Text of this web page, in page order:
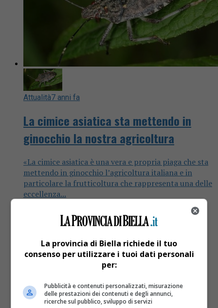
Attualità7 anni fa
La cimice asiatica sta mettendo in
ginocchio la nostra agricoltura
«La cimice asiatica è una vera e propria piaga che sta
mettendo in ginocchio l’agricoltura italiana e in
particolare la frutticoltura che rappresenta una delle
eccellenza...
La provincia di Biella richiede il tuo
consenso per utilizzare i tuoi dati personali
per:
Pubblicità e contenuti personalizzati, misurazione
delle prestazioni dei contenuti e degli annunci,
ricerche sul pubblico, sviluppo di servizi